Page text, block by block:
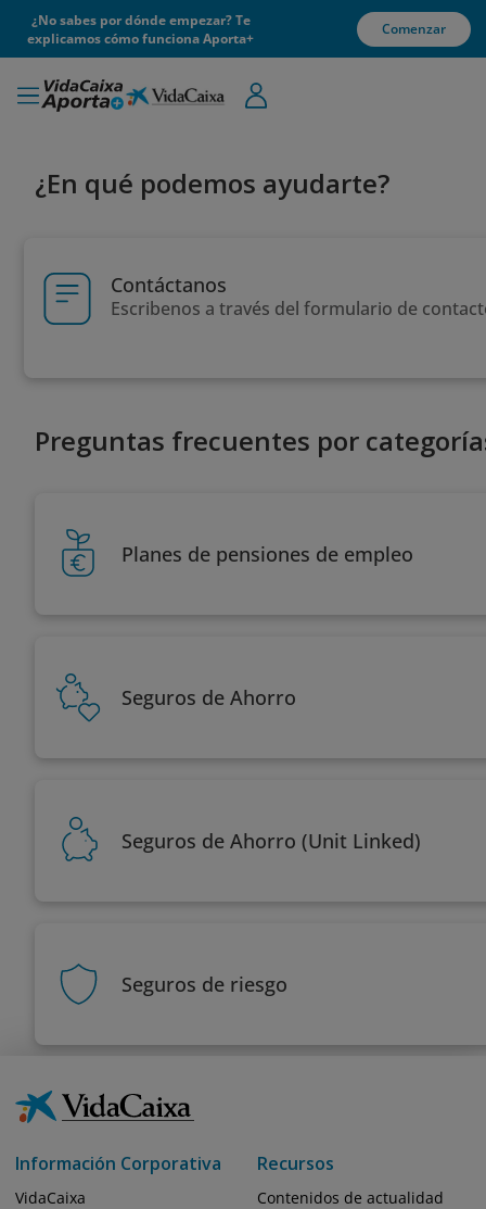
¿No sabes por dónde empezar? Te
explicamos cómo funciona Aporta+
Comenzar
¿En qué podemos ayudarte?
Contáctanos
Escribenos a través del formulario de
Preguntas frecuentes por
Planes de pensiones de empleo
Seguros de Ahorro
Seguros de Ahorro (Unit Linked)
Seguros de riesgo
Información Corporativa
VidaCaixa
Recursos
Contenidos de actualidad